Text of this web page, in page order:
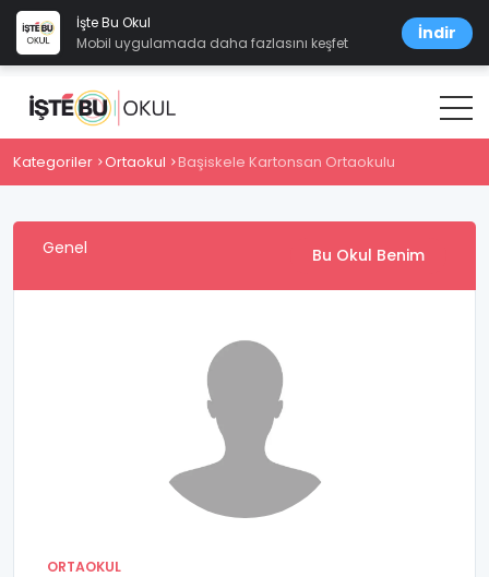
İşte Bu Okul
Mobil uygulamada daha fazlasını keşfet
İndir
Kategoriler Ortaokul Başiskele Kartonsan Ortaokulu
Genel Bu Okul Benim
ORTAOKUL